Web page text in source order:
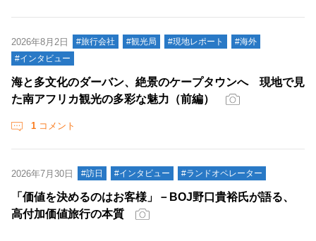
2026年8月2日 #旅行会社 #観光局 #現地レポート
#海外
#インタビュー
海と多文化のダーバン、絶景のケープタウンへ 現地で見
た南アフリカ観光の多彩な魅力（前編）
1 コメント
2026年7月30日 #訪日 #インタビュー #ランドオペレーター
「価値を決めるのはお客様」－BOJ野口貴裕氏が語る、
高付加価値旅行の本質